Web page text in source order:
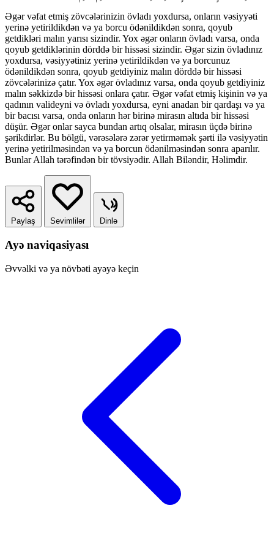
Əgər vəfat etmiş zövcələrinizin övladı yoxdursa, onların vəsiyyəti
yerinə yetirildikdən və ya borcu ödənildikdən sonra, qoyub
getdikləri malın yarısı sizindir. Yox əgər onların övladı varsa, onda
qoyub getdiklərinin dörddə bir hissəsi sizindir. Əgər sizin övladınız
yoxdursa, vəsiyyətiniz yerinə yetirildikdən və ya borcunuz
ödənildikdən sonra, qoyub getdiyiniz malın dörddə bir hissəsi
zövcələrinizə çatır. Yox əgər övladınız varsa, onda qoyub getdiyiniz
malın səkkizdə bir hissəsi onlara çatır. Əgər vəfat etmiş kişinin və ya
qadının valideyni və övladı yoxdursa, eyni anadan bir qardaşı və ya
bir bacısı varsa, onda onların hər birinə mirasın altıda bir hissəsi
düşür. Əgər onlar sayca bundan artıq olsalar, mirasın üçdə birinə
şərikdirlər. Bu bölgü, vərəsələrə zərər yetirməmək şərti ilə vəsiyyətin
yerinə yetirilməsindən və ya borcun ödənilməsindən sonra aparılır.
Bunlar Allah tərəfindən bir tövsiyədir. Allah Biləndir, Həlimdir.
Paylaş Sevimlilər Dinlə
Ayə naviqasiyası
Əvvəlki və ya növbəti ayəyə keçin